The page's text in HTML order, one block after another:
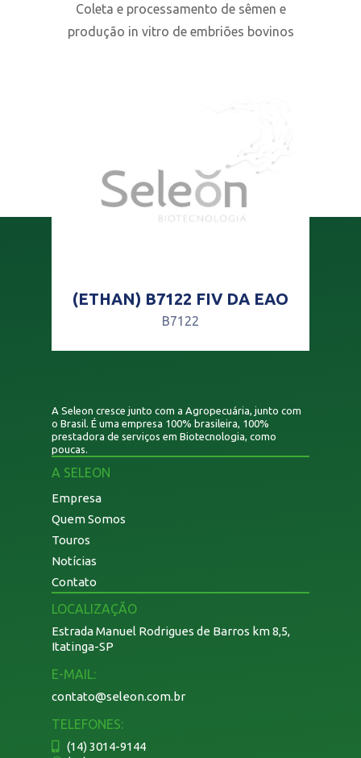
Coleta e processamento de sêmen e
produção in vitro de embriões bovinos
(ETHAN) B7122 FIV DA EAO
B7122
A Seleon cresce junto com a Agropecuária, junto com
o Brasil. É uma empresa 100% brasileira, 100%
prestadora de serviços em Biotecnologia, como
poucas.
A SELEON
Empresa
Quem Somos
Touros
Notícias
Contato
LOCALIZAÇÃO
Estrada Manuel Rodrigues de Barros km 8,5,
Itatinga-SP
E-MAIL:
contato@seleon.com.br
TELEFONES:
(14) 3014-9144